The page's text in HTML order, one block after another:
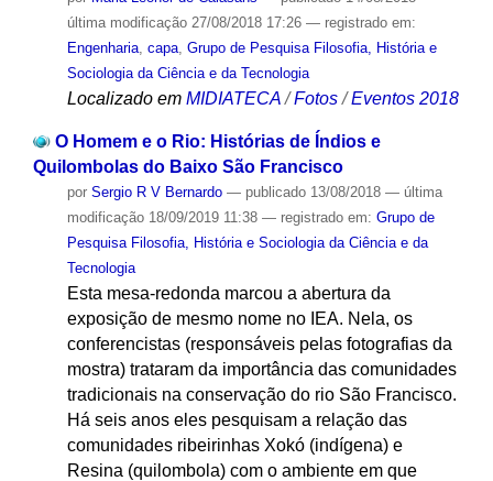
última modificação27/08/2018 17:26 — registrado em:
Engenharia, capa, Grupo de Pesquisa Filosofia, História e
Sociologia da Ciência e da Tecnologia
Localizado em MIDIATECA /Fotos /Eventos 2018
O Homem e o Rio: Histórias de Índios e
Quilombolas do Baixo São Francisco
por Sergio R V Bernardo — publicado13/08/2018 — última
modificação18/09/2019 11:38 — registrado em: Grupo de
Pesquisa Filosofia, História e Sociologia da Ciência e da
Tecnologia
Esta mesa-redonda marcou a abertura da
exposição de mesmo nome no IEA. Nela, os
conferencistas (responsáveis pelas fotografias da
mostra) trataram da importância das comunidades
tradicionais na conservação do rio São Francisco.
Há seis anos eles pesquisam a relação das
comunidades ribeirinhas Xokó (indígena) e
Resina (quilombola) com o ambiente em que